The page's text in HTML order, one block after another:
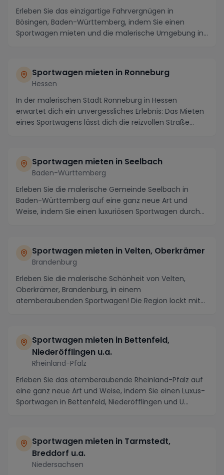
Erleben Sie das einzigartige Fahrvergnügen in
Bösingen, Baden-Württemberg, indem Sie einen
Sportwagen mieten und die malerische Umgebung in
Sportwagen mieten in Ronneburg
Hessen
In der malerischen Stadt Ronneburg in Hessen
erwartet dich ein unvergessliches Erlebnis: Das Mieten
eines Sportwagens lässt dich die reizvollen Straße...
Sportwagen mieten in Seelbach
Baden-Württemberg
Erleben Sie die malerische Gemeinde Seelbach in
Baden-Württemberg auf eine ganz neue Art und
Weise, indem Sie einen luxuriösen Sportwagen durch
Sportwagen mieten in Velten, Oberkrämer
Brandenburg
Erleben Sie die malerische Schönheit von Velten,
Oberkrämer, Brandenburg, in einem
atemberaubenden Sportwagen! Die Region lockt mit
Sportwagen mieten in Bettenfeld,
Niederöfflingen u.a.
Rheinland-Pfalz
Erleben Sie das atemberaubende Rheinland-Pfalz auf
eine ganz neue Art und Weise, indem Sie einen Luxus-
Sportwagen in Bettenfeld, Niederöfflingen und U...
Sportwagen mieten in Tarmstedt,
Breddorf u.a.
Niedersachsen